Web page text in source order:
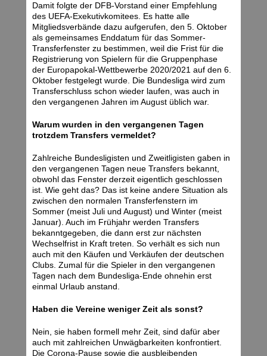
Damit folgte der DFB-Vorstand einer Empfehlung
des UEFA-Exekutivkomitees. Es hatte alle
Mitgliedsverbände dazu aufgerufen, den 5. Oktober
als gemeinsames Enddatum für das Sommer-
Transferfenster zu bestimmen, weil die Frist für die
Registrierung von Spielern für die Gruppenphase
der Europapokal-Wettbewerbe 2020/2021 auf den 6.
Oktober festgelegt wurde. Die Bundesliga wird zum
Transferschluss schon wieder laufen, was auch in
den vergangenen Jahren im August üblich war.
Warum wurden in den vergangenen Tagen
trotzdem Transfers vermeldet?
Zahlreiche Bundesligisten und Zweitligisten gaben in
den vergangenen Tagen neue Transfers bekannt,
obwohl das Fenster derzeit eigentlich geschlossen
ist. Wie geht das? Das ist keine andere Situation als
zwischen den normalen Transferfenstern im
Sommer (meist Juli und August) und Winter (meist
Januar). Auch im Frühjahr werden Transfers
bekanntgegeben, die dann erst zur nächsten
Wechselfrist in Kraft treten. So verhält es sich nun
auch mit den Käufen und Verkäufen der deutschen
Clubs. Zumal für die Spieler in den vergangenen
Tagen nach dem Bundesliga-Ende ohnehin erst
einmal Urlaub anstand.
Haben die Vereine weniger Zeit als sonst?
Nein, sie haben formell mehr Zeit, sind dafür aber
auch mit zahlreichen Unwägbarkeiten konfrontiert.
Die Corona-Pause sowie die ausbleibenden